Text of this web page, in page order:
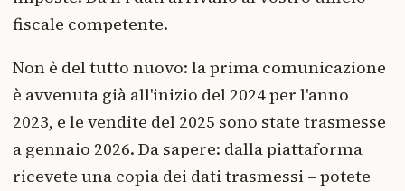
fiscale competente.
Non è del tutto nuovo: la prima comunicazione
è avvenuta già all'inizio del 2024 per l'anno
2023, e le vendite del 2025 sono state trasmesse
a gennaio 2026. Da sapere: dalla piattaforma
ricevete una copia dei dati trasmessi – potete